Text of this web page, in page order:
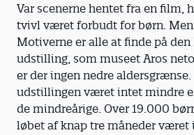
Var scenerne hentet fra en film,
tvivl været forbudt for børn. Men
Motiverne er alle at finde på
udstilling, som museet Aros
er der ingen nedre
udstillingen været intet mindre
de mindreårige. Over 19.000
løbet af knap tre måneder været